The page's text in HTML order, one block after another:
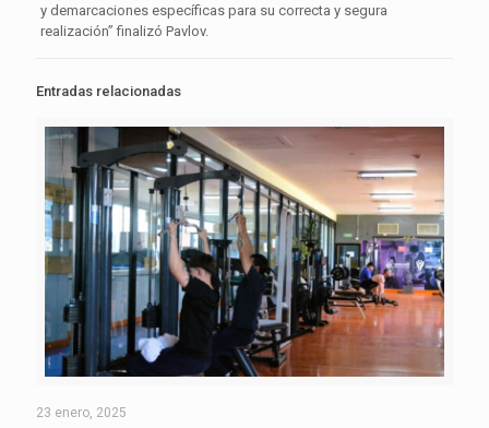
y demarcaciones específicas para su correcta y segura
realización” finalizó Pavlov.
Entradas relacionadas
23 enero, 2025